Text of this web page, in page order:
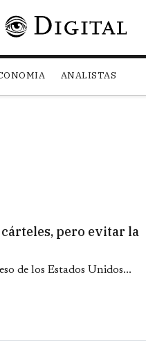
Pasar al contenido principal
ANALISTAS
pero evitar la
de los Estados Unidos...